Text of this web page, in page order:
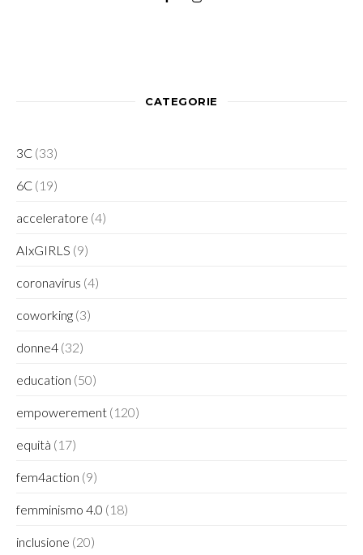
CATEGORIE
3C (33)
6C (19)
acceleratore (4)
AIxGIRLS (9)
coronavirus (4)
coworking (3)
donne4 (32)
education (50)
empowerement (120)
equità (17)
fem4action (9)
femminismo 4.0 (18)
inclusione (20)